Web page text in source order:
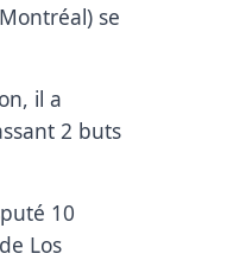
se
il a
2 buts
10
Los